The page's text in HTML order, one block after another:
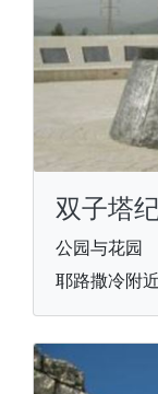
双子塔
公园与花园
耶路撒冷附